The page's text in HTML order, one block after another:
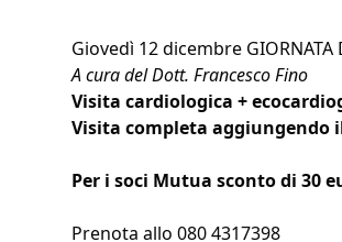
Giovedì 12 dicembre GIORNATA
A cura del Dott. Francesco Fino
Visita cardiologica +
Visita completa aggiungendo il
Per i soci Mutua sconto di 30
Prenota allo 080 4317398